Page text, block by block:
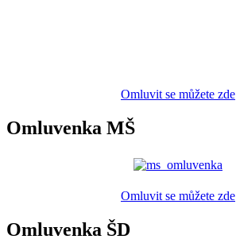
Omluvit se můžete zde
Omluvenka MŠ
Omluvit se můžete zde
Omluvenka ŠD